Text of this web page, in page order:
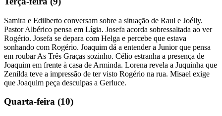
Samira e Edilberto conversam sobre a situação de Raul e Joélly.
Pastor Albérico pensa em Lígia. Josefa acorda sobressaltada ao ver
Rogério. Josefa se depara com Helga e percebe que estava
sonhando com Rogério. Joaquim dá a entender a Junior que pensa
em roubar As Três Graças sozinho. Célio estranha a presença de
Joaquim em frente à casa de Arminda. Lorena revela a Juquinha que
Zenilda teve a impressão de ter visto Rogério na rua. Misael exige
que Joaquim peça desculpas a Gerluce.
Quarta-feira (10)